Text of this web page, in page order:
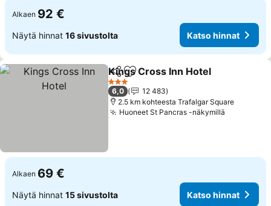
Alkaen 92 €
Näytä hinnat 16 sivustolta Katso hinnat
Jaa Lisää suosikkeihin
Kings Cross Inn Hotel
3 Tähtiluokitus
6,0
12 483
2.5 km kohteesta Trafalgar Square
Huoneet St Pancras -näkymillä
Alkaen 69 €
Näytä hinnat 15 sivustolta Katso hinnat